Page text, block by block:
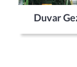
Duvar